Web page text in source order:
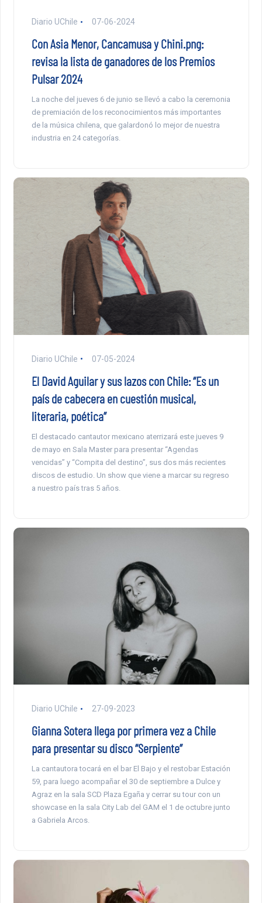
Diario UChile 07-06-2024
Con Asia Menor, Cancamusa y Chini.png:
revisa la lista de ganadores de los Premios
Pulsar 2024
La noche del jueves 6 de junio se llevó a cabo la ceremonia
de premiación de los reconocimientos más importantes
de la música chilena, que galardonó lo mejor de nuestra
industria en 24 categorías.
Diario UChile 07-05-2024
El David Aguilar y sus lazos con Chile: “Es un
país de cabecera en cuestión musical,
literaria, poética”
El destacado cantautor mexicano aterrizará este jueves 9
de mayo en Sala Master para presentar “Agendas
vencidas” y “Compita del destino”, sus dos más recientes
discos de estudio. Un show que viene a marcar su regreso
a nuestro país tras 5 años.
Diario UChile 27-09-2023
Gianna Sotera llega por primera vez a Chile
para presentar su disco “Serpiente”
La cantautora tocará en el bar El Bajo y el restobar Estación
59, para luego acompañar el 30 de septiembre a Dulce y
Agraz en la sala SCD Plaza Egaña y cerrar su tour con un
showcase en la sala City Lab del GAM el 1 de octubre junto
a Gabriela Arcos.